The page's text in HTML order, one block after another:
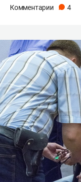
Комментарии 4